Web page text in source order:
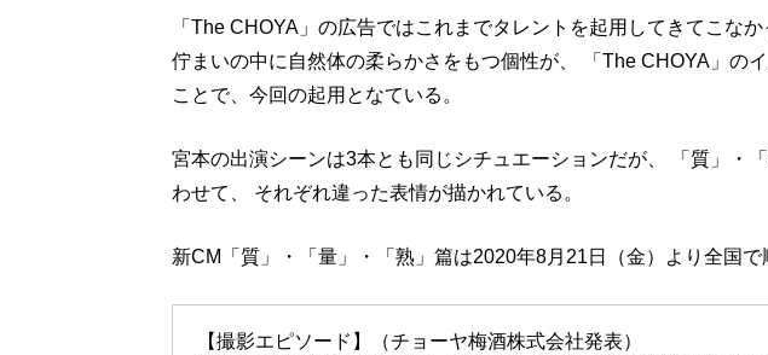
「The CHOYA」の広告ではこれまでタレントを起用してきてこな
佇まいの中に自然体の柔らかさをもつ個性が、 「The CHOYA」の
ことで、今回の起用となている。
宮本の出演シーンは3本とも同じシチュエーションだが、 「質」・
わせて、 それぞれ違った表情が描かれている。
新CM「質」・「量」・「熟」篇は2020年8月21日（金）より全国で
【撮影エピソード】（チョーヤ梅酒株式会社発表）